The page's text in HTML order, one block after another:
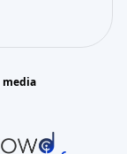
media